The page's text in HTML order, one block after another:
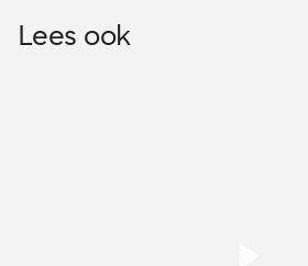
Lees ook